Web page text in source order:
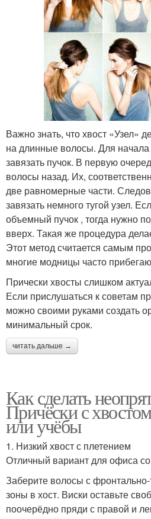
Важно знать, что хвост «Узел»
на длинные волосы. Для
завязать пучок. В первую
волосы назад. Их,
две равномерные части.
завязать немного тугой узел.
объемный пучок , тогда нужно
вверх. Такая же процедура
Этот метод считается самым
многие модницы часто
Прически хвосты слишком
Если прислушаться к советам
можно своими руками создать
минимальный срок.
читать дальше →
Как сделать
Причёски с
или учёбы
1. Низкий хвост с плетением
Отличный вариант для офиса
Заберите волосы с
зоны в хост. Виски оставьте
поочерёдно пряди с правой и